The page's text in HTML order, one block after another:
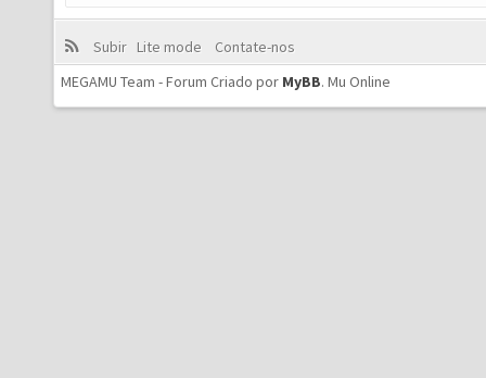
Subir Lite mode
Contate-nos
MEGAMU Team - Forum Criado por MyBB. Mu Online